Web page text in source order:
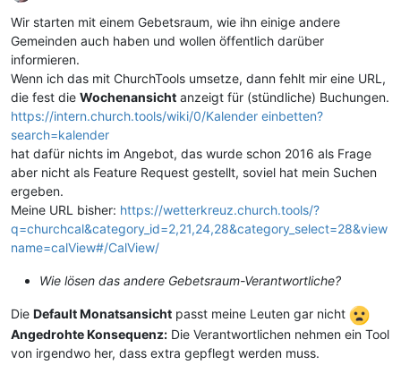
Wir starten mit einem Gebetsraum, wie ihn einige andere
Gemeinden auch haben und wollen öffentlich darüber
informieren.
Wenn ich das mit ChurchTools umsetze, dann fehlt mir eine URL,
die fest die Wochenansicht anzeigt für (stündliche) Buchungen.
https://intern.church.tools/wiki/0/Kalender einbetten?
search=kalender
hat dafür nichts im Angebot, das wurde schon 2016 als Frage
aber nicht als Feature Request gestellt, soviel hat mein Suchen
ergeben.
Meine URL bisher: https://wetterkreuz.church.tools/?
q=churchcal&category_id=2,21,24,28&category_select=28&view
name=calView#/CalView/
Wie lösen das andere Gebetsraum-Verantwortliche?
Die Default Monatsansicht passt meine Leuten gar nicht
Angedrohte Konsequenz: Die Verantwortlichen nehmen ein Tool
von irgendwo her, dass extra gepflegt werden muss.